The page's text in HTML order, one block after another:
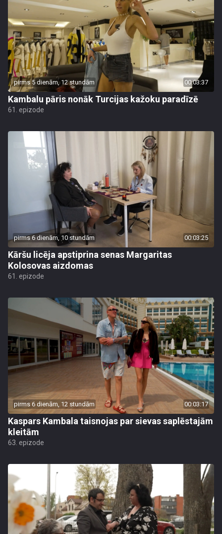
pirms 5 dienām, 12 stundām 00:03:37
Kambalu pāris nonāk Turcijas kažoku paradīzē
61. epizode
pirms 6 dienām, 10 stundām 00:03:25
Kāršu licēja apstiprina senas Margaritas
Kolosovas aizdomas
61. epizode
pirms 6 dienām, 12 stundām 00:03:17
Kaspars Kambala taisnojas par sievas saplēstajām
kleitām
63. epizode